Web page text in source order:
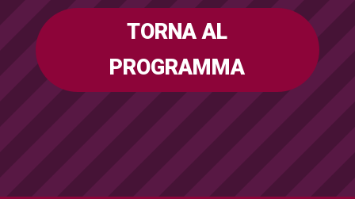
TORNA AL
PROGRAMMA